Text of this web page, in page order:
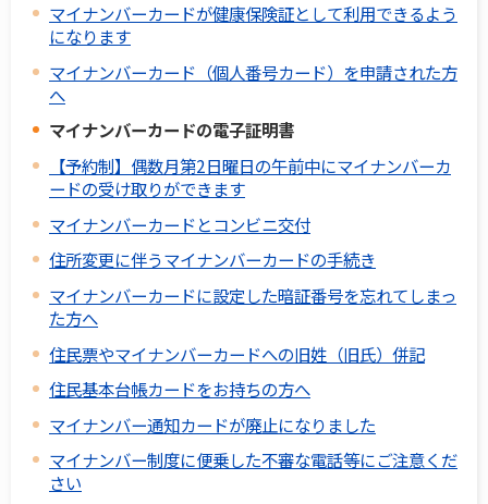
マイナンバーカードが健康保険証として利用できるよう
になります
マイナンバーカード（個人番号カード）を申請された方
へ
マイナンバーカードの電子証明書
【予約制】偶数月第2日曜日の午前中にマイナンバーカ
ードの受け取りができます
マイナンバーカードとコンビニ交付
住所変更に伴うマイナンバーカードの手続き
マイナンバーカードに設定した暗証番号を忘れてしまっ
た方へ
住民票やマイナンバーカードへの旧姓（旧氏）併記
住民基本台帳カードをお持ちの方へ
マイナンバー通知カードが廃止になりました
マイナンバー制度に便乗した不審な電話等にご注意くだ
さい